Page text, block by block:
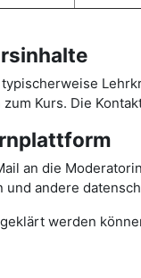
Kurs. Die
an die
andere
werden